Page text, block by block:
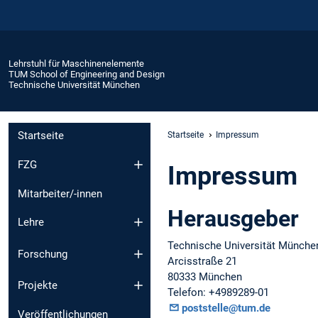
Lehrstuhl für Maschinenelemente
TUM School of Engineering and Design
Technische Universität München
Startseite
FZG
Mitarbeiter/-innen
Lehre
Forschung
Projekte
Veröffentlichungen
Startseite Impressum
Impressum
Herausgeber
Technische Universität
Arcisstraße 21
80333 München
Telefon: +4989289-01
poststelle@tum.de